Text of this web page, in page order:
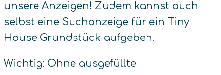
unsere Anzeigen! Zudem kannst auch
selbst eine Suchanzeige für ein Tiny
House Grundstück aufgeben.
Wichtig: Ohne ausgefüllte